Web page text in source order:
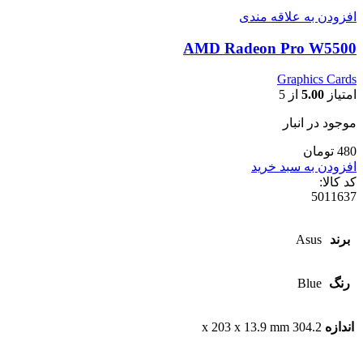
افزودن به علاقه مندی
AMD Radeon Pro W5500
Graphics Cards
امتیاز 5.00 از 5
موجود در انبار
480 تومان
افزودن به سبد خرید
کد کالا:
5011637
برند Asus
رنگ Blue
اندازه 304.2 x 203 x 13.9 mm